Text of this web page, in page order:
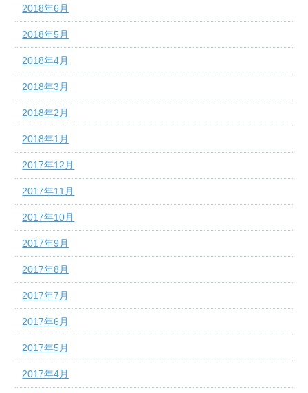
2018年6月
2018年5月
2018年4月
2018年3月
2018年2月
2018年1月
2017年12月
2017年11月
2017年10月
2017年9月
2017年8月
2017年7月
2017年6月
2017年5月
2017年4月